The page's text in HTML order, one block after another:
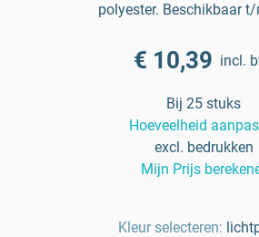
polyester. Beschikbaar
€ 10,39 incl.
Bij 25 stuks
Hoeveelheid
excl. bedrukken
Mijn Prijs
Kleur selecteren: